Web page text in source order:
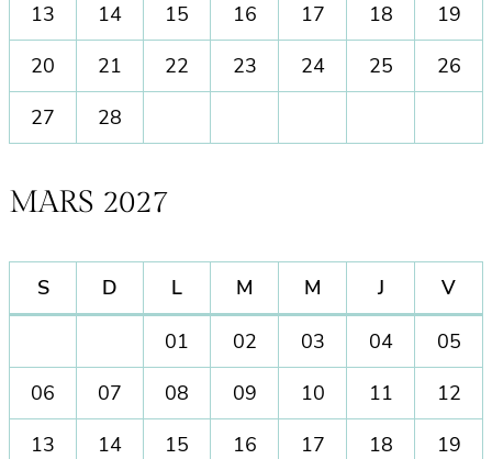
13
14 15 16 17 18
19
20
21 22 23 24 25
26
27
28
MARS 2027
S D L M M J V
01 02 03 04
05
06 07 08 09 10 11
12
13
14 15 16 17 18
19